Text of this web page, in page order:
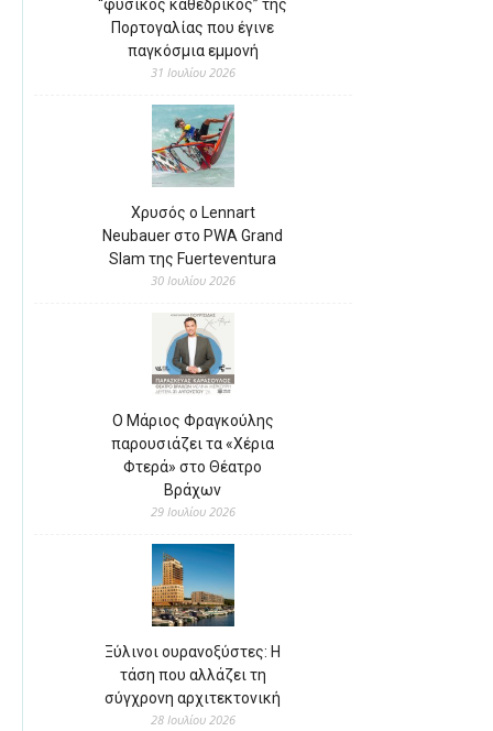
“φυσικός καθεδρικός” της
Πορτογαλίας που έγινε
παγκόσμια εμμονή
31 Ιουλίου 2026
Χρυσός ο Lennart
Neubauer στο PWA Grand
Slam της Fuerteventura
30 Ιουλίου 2026
Ο Μάριος Φραγκούλης
παρουσιάζει τα «Χέρια
Φτερά» στο Θέατρο
Βράχων
29 Ιουλίου 2026
Ξύλινοι ουρανοξύστες: Η
τάση που αλλάζει τη
σύγχρονη αρχιτεκτονική
28 Ιουλίου 2026